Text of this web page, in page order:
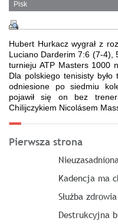
Pisk
Hubert Hurkacz wygrał z
Luciano Darderim 7:6 (7-4),
turnieju ATP Masters 1000
Dla polskiego tenisisty
odniesione po siedmiu
pojawił się on bez
Chilijczykiem Nicolásem
Pierwsza strona
Kadencja ma
Służba
Destrukcyjna